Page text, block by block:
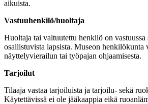
aikuista.
Vastuuhenkilö/huoltaja
Huoltaja tai valtuutettu henkilö on
osallistuvista lapsista. Museon henkilökunta
näyttelyvierailun tai työpajan ohjaamisesta.
Tarjoilut
Tilaaja vastaa tarjoiluista ja tarjoilu- sekä
Käytettävissä ei ole jääkaappia eikä